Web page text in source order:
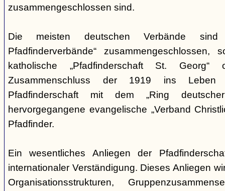
zusammengeschlossen sind.
Die meisten deutschen Verbände
Pfadfinderverbände“
katholische „Pfadfinderschaft St.
Zusammenschluss der 1919 ins Leben
Pfadfinderschaft mit dem „Ring deutscher
hervorgegangene evangelische „Verband
Pfadfinder.
Ein wesentliches Anliegen der
internationaler Verständigung. Dieses Anliegen
Organisationsstrukturen,